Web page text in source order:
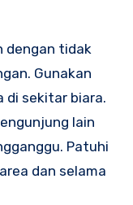
dengan tidak
Gunakan
di sekitar biara.
lain
Patuhi
dan selama